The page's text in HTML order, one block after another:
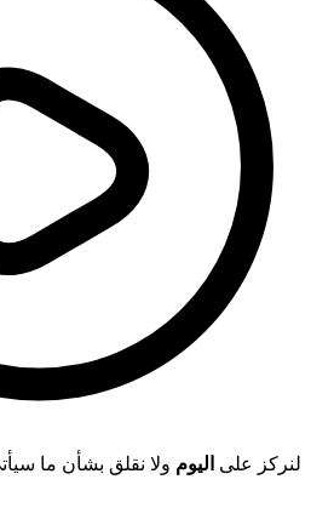
لنركز على اليوم ولا نقلق بشأن ما